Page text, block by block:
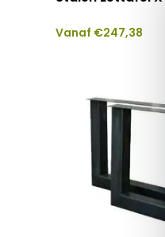
Vanaf €247,38